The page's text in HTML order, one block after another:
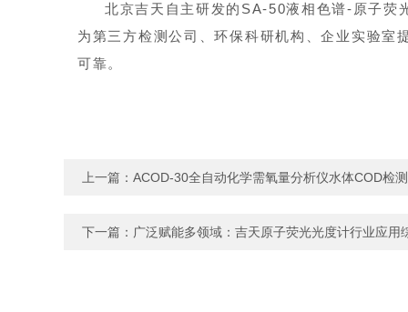
北京吉天自主研发的SA-50液相色谱-原子荧
为第三方检测公司、环保科研机构、企业实验室
可靠。
上一篇： ACOD-30全自动化学需氧量分析仪水体COD检
下一篇： 广泛赋能多领域：吉天原子荧光光度计行业应用